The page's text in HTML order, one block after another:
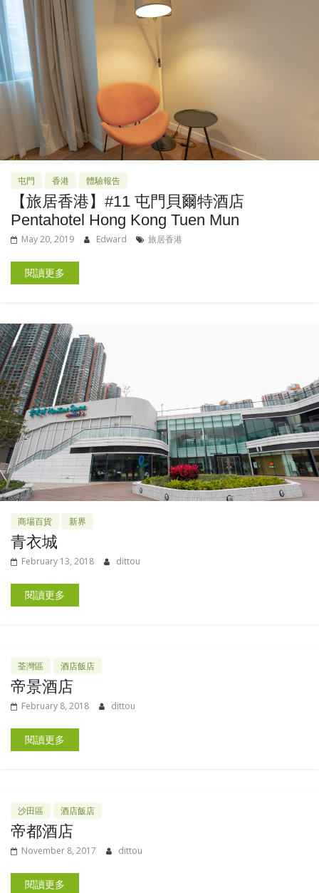
屯門 香港 體驗報告
【旅居香港】#11 屯門貝爾特酒店
Pentahotel Hong Kong Tuen Mun
May 20, 2019 Edward 旅居香港
閱讀更多
商場百貨 新界
青衣城
February 13, 2018 dittou
閱讀更多
荃灣區 酒店飯店
帝景酒店
February 8, 2018 dittou
閱讀更多
沙田區 酒店飯店
帝都酒店
November 8, 2017 dittou
閱讀更多